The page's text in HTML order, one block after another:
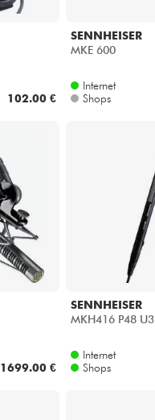
102.00 €
SENNHEISER
MKE 600
Internet
Shops
1699.00 €
SENNHEISER
MKH416 P48 U3
Internet
Shops